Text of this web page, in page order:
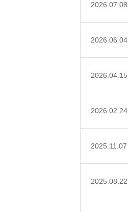
2026.07.08
2026.06.04
2026.04.15
2026.02.24
2025.11.07
2025.08.22